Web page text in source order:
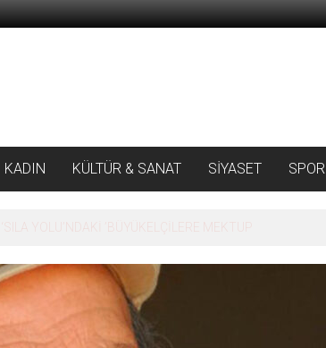
KADIN KÜLTÜR & SANAT SİYASET SPOR